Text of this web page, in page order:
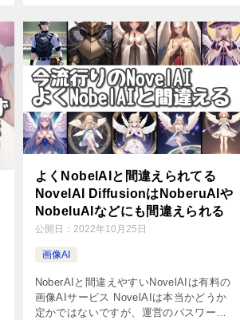
よくNobelAIと間違えられてる
NovelAI DiffusionはNoberuAIや
NobeluAIなどにも間違えられる
公開日： 2022年10月25日
画像AI
NoberAIと間違えやすいNovelAIは有料の
画像AIサービス NovelAIは本当かどうか
定かではないですが、運営のパスワード